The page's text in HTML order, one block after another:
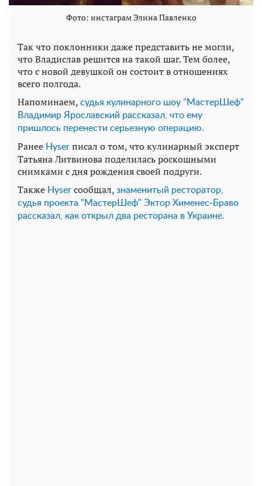
Фото: инстаграм Элина Павленко
Так что поклонники даже представить не могли,
что Владислав решится на такой шаг. Тем более,
что с новой девушкой он состоит в отношениях
всего полгода.
Напоминаем, судья кулинарного шоу "МастерШеф"
Владимир Ярославский рассказал, что ему
пришлось перенести серьезную операцию.
Ранее Нyser писал о том, что кулинарный эксперт
Татьяна Литвинова поделилась роскошными
снимками с дня рождения своей подруги.
Также Нyser сообщал, знаменитый ресторатор,
судья проекта "МастерШеф" Эктор Хименес-Браво
рассказал, как открыл два ресторана в Украине.